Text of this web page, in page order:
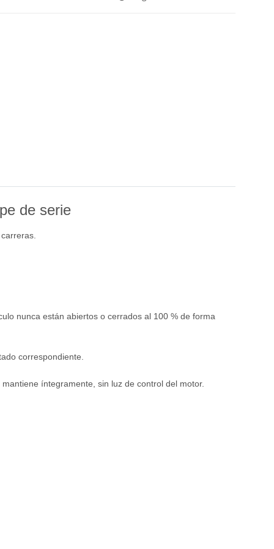
de serie
nunca están abiertos o cerrados al 100 % de forma
correspondiente.
íntegramente, sin luz de control del motor.